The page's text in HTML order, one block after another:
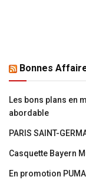
Bonnes
Les bons plans en
abordable
PARIS SAINT-
Casquette Bayern
En promotion